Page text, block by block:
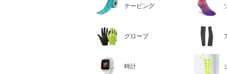
テーピング
グローブ
時計